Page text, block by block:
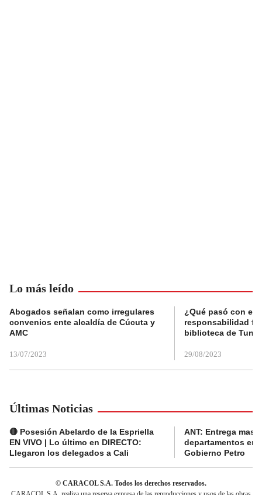
Lo más leído
Abogados señalan como irregulares
convenios ente alcaldía de Cúcuta y
AMC
13/07/2023
¿Qué pasó con el
responsabilidad
biblioteca de
29/08/2023
Últimas Noticias
🔴 Posesión Abelardo de la Espriella
EN VIVO | Lo último en DIRECTO:
Llegaron los delegados a Cali
ANT: Entrega
departamentos en
Gobierno Petro
© CARACOL S.A. Todos los derechos reservados.